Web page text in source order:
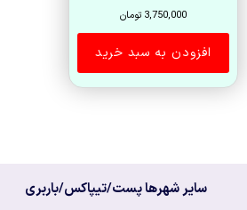
3,750,000 تومان
افزودن به سبد خرید
سایر شهرها پست/تیپاکس/باربری